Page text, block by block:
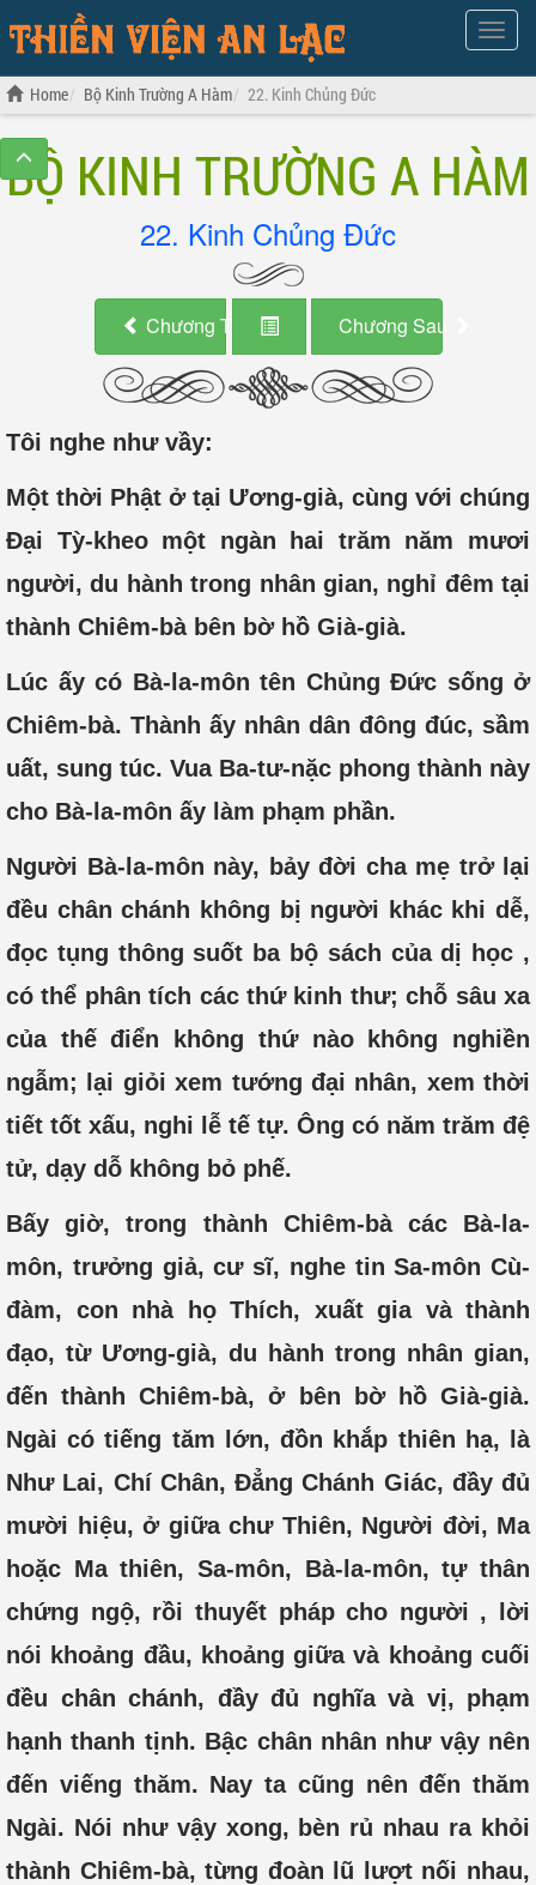
Show
Menu
Home Bộ Kinh Trường A Hàm 22. Kinh Chủng Đức
BỘ KINH TRƯỜNG A HÀM
22. Kinh Chủng Đức
Chương Trước Chương Sau
Tôi nghe như vầy:
Một thời Phật ở tại Ương-già, cùng với chúng
Đại Tỳ-kheo một ngàn hai trăm năm mươi
người, du hành trong nhân gian, nghỉ đêm tại
thành Chiêm-bà bên bờ hồ Già-già.
Lúc ấy có Bà-la-môn tên Chủng Đức sống ở
Chiêm-bà. Thành ấy nhân dân đông đúc, sầm
uất, sung túc. Vua Ba-tư-nặc phong thành này
cho Bà-la-môn ấy làm phạm phần.
Người Bà-la-môn này, bảy đời cha mẹ trở lại
đều chân chánh không bị người khác khi dễ,
đọc tụng thông suốt ba bộ sách của dị học ,
có thể phân tích các thứ kinh thư; chỗ sâu xa
của thế điển không thứ nào không nghiền
ngẫm; lại giỏi xem tướng đại nhân, xem thời
tiết tốt xấu, nghi lễ tế tự. Ông có năm trăm đệ
tử, dạy dỗ không bỏ phế.
Bấy giờ, trong thành Chiêm-bà các Bà-la-
môn, trưởng giả, cư sĩ, nghe tin Sa-môn Cù-
đàm, con nhà họ Thích, xuất gia và thành
đạo, từ Ương-già, du hành trong nhân gian,
đến thành Chiêm-bà, ở bên bờ hồ Già-già.
Ngài có tiếng tăm lớn, đồn khắp thiên hạ, là
Như Lai, Chí Chân, Đẳng Chánh Giác, đầy đủ
mười hiệu, ở giữa chư Thiên, Người đời, Ma
hoặc Ma thiên, Sa-môn, Bà-la-môn, tự thân
chứng ngộ, rồi thuyết pháp cho người , lời
nói khoảng đầu, khoảng giữa và khoảng cuối
đều chân chánh, đầy đủ nghĩa và vị, phạm
hạnh thanh tịnh. Bậc chân nhân như vậy nên
đến viếng thăm. Nay ta cũng nên đến thăm
Ngài. Nói như vậy xong, bèn rủ nhau ra khỏi
thành Chiêm-bà, từng đoàn lũ lượt nối nhau,